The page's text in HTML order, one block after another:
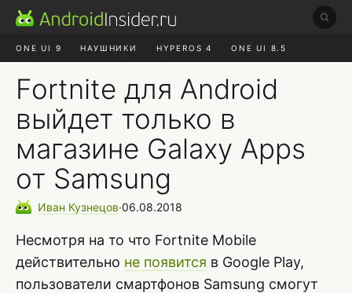
ONE UI 9 НАУШНИКИ HYPEROS 4 ONE UI 8.5
Fortnite для Android
выйдет только в
магазине Galaxy Apps
от Samsung
Иван Кузнецов∙06.08.2018
Несмотря на то что Fortnite Mobile
действительно не появится в Google Play,
пользователи смартфонов Samsung смогут